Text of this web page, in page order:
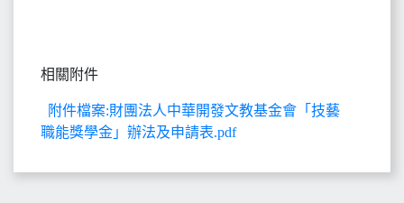
相關附件
附件檔案:財團法人中華開發文教基金會「技藝
職能獎學金」辦法及申請表.pdf